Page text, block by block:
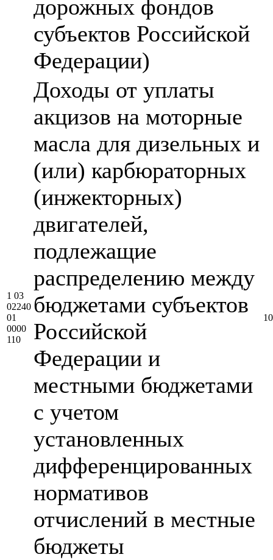
дорожных фондов
субъектов Российской
Федерации)
1 03
02240
01
0000
110
Доходы от уплаты
акцизов на моторные
масла для дизельных и
(или) карбюраторных
(инжекторных)
двигателей,
подлежащие
распределению между
бюджетами субъектов
Российской
Федерации и
местными бюджетами
с учетом
установленных
дифференцированных
нормативов
отчислений в местные
бюджеты